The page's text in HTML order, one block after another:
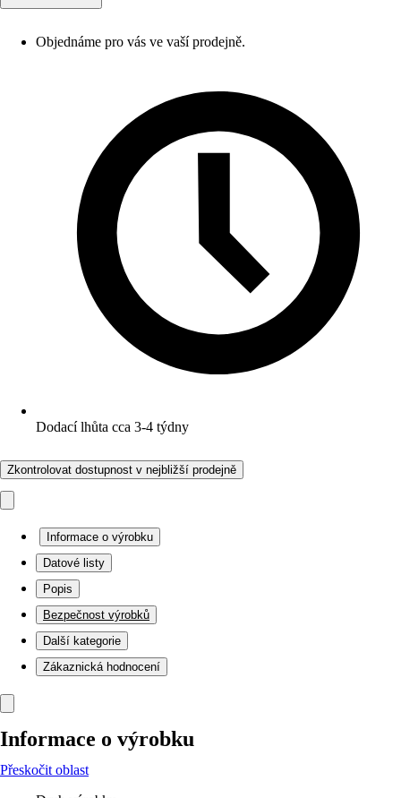
Objednáme pro vás ve vaší prodejně.
Dodací lhůta cca 3-4 týdny
Zkontrolovat dostupnost v nejbližší prodejně
Informace o výrobku
Datové listy
Popis
Bezpečnost výrobků
Další kategorie
Zákaznická hodnocení
Informace o výrobku
Přeskočit oblast